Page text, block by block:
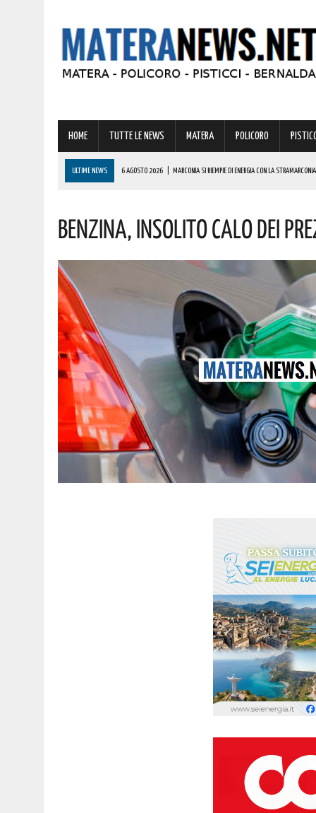
HOME TUTTE LE NEWS MATERA POLICORO
ULTIME NEWS 6 AGOSTO 2026 MARCONIA SI RIEMPIE DI ENERGIA CON LA
6 AGOSTO 2026 | VALSINNI CELEBRA LA POETESSA ISABELLA MORRA CON DUE SPETTACOLI
A FERRANDINA NUOVE ROTONDE E SPARTITRAFFICO PER MIGLIORARE IL
Benzina, Insolito Calo Dei